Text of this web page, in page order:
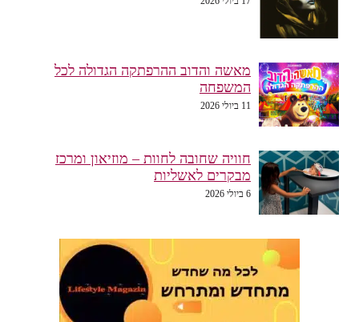
מאשה והדוב ההרפתקה הגדולה לכל
המשפחה
11 ביולי 2026
חוויה שחובה לחוות – מוזיאון ומרכז
מבקרים לאשליות
6 ביולי 2026